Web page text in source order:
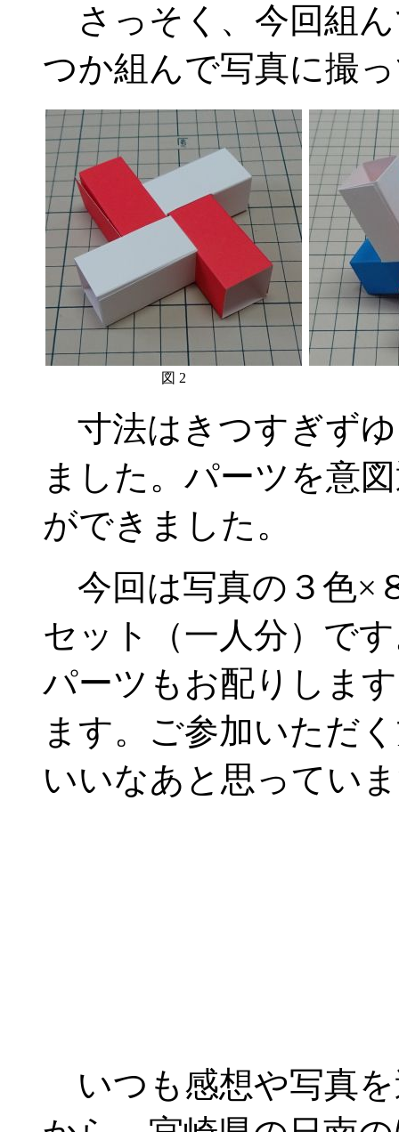
さっそく、今回組
つか組んで写真に撮
図 2
寸法はきつすぎず
ました。パーツを意
ができました。
今回は写真の３色×
セット（一人分）で
パーツもお配りしま
ます。ご参加いただ
いいなあと思ってい
いつも感想や写真